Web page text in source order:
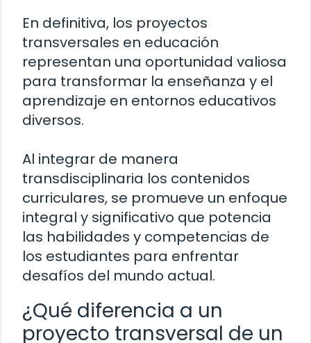
En definitiva, los proyectos
transversales en educación
representan una oportunidad valiosa
para transformar la enseñanza y el
aprendizaje en entornos educativos
diversos.
Al integrar de manera
transdisciplinaria los contenidos
curriculares, se promueve un enfoque
integral y significativo que potencia
las habilidades y competencias de
los estudiantes para enfrentar
desafíos del mundo actual.
¿Qué diferencia a un
proyecto transversal de un